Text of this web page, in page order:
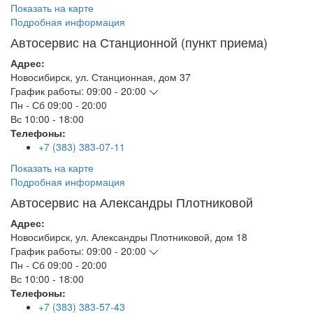
Показать на карте
Подробная информация
Автосервис на Станционной (пункт приема)
Адрес:
Новосибирск, ул. Станционная, дом 37
График работы: 09:00 - 20:00
Пн - Сб 09:00 - 20:00
Вс 10:00 - 18:00
Телефоны:
+7 (383) 383-07-11
Показать на карте
Подробная информация
Автосервис на Александры Плотниковой
Адрес:
Новосибирск, ул. Александры Плотниковой, дом 18
График работы: 09:00 - 20:00
Пн - Сб 09:00 - 20:00
Вс 10:00 - 18:00
Телефоны:
+7 (383) 383-57-43